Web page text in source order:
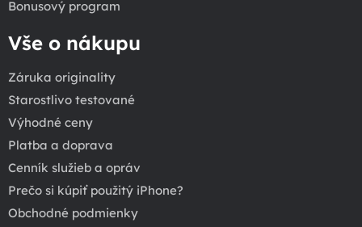
Bonusový program
Vše o nákupu
Záruka originality
Starostlivo testované
Výhodné ceny
Platba a doprava
Cenník služieb a opráv
Prečo si kúpiť použitý iPhone?
Obchodné podmienky